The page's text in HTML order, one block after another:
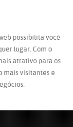
possibilita você
lugar. Com o
atrativo para os
mais visitantes e